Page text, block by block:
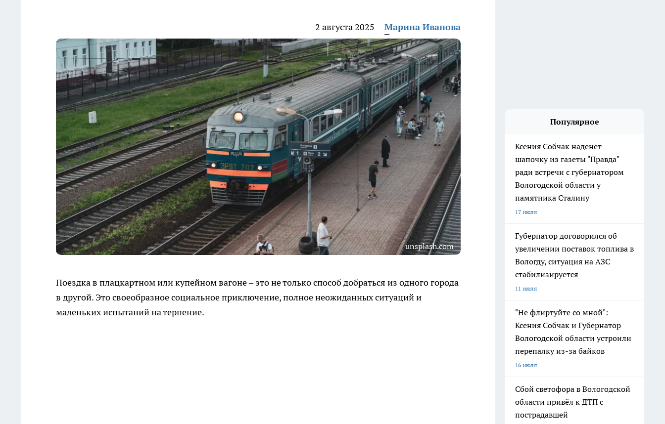
2 августа 2025 Марина Иванова
unsplash.com
Поездка в плацкартном или купейном вагоне – это не только способ добраться из одного города
в другой. Это своеобразное социальное приключение, полное неожиданных ситуаций и
маленьких испытаний на терпение.
Популярное
Ксения Собчак наденет
шапочку из газеты "Правда"
ради встречи с губернатором
Вологодской области у
памятника Сталину
17 июля
Губернатор договорился об
увеличении поставок топлива в
Вологду, ситуация на АЗС
стабилизируется
11 июля
"Не флиртуйте со мной":
Ксения Собчак и Губернатор
Вологодской области устроили
перепалку из-за байков
16 июля
Сбой светофора в Вологодской
области привёл к ДТП с
пострадавшей